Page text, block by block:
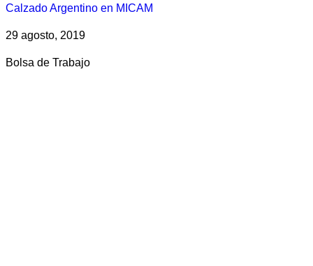
Calzado Argentino en MICAM
29 agosto, 2019
Bolsa de Trabajo